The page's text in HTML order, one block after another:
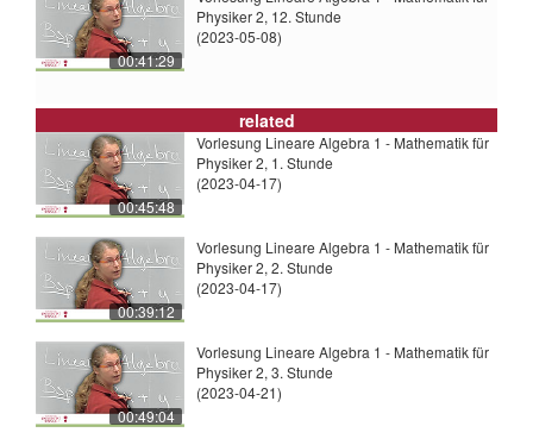
00:41:29
Physiker 2, 12. Stunde
(2023-05-08)
related
00:45:48
Vorlesung Lineare Algebra 1 - Mathematik für
Physiker 2, 1. Stunde
(2023-04-17)
00:39:12
Vorlesung Lineare Algebra 1 - Mathematik für
Physiker 2, 2. Stunde
(2023-04-17)
00:49:04
Vorlesung Lineare Algebra 1 - Mathematik für
Physiker 2, 3. Stunde
(2023-04-21)